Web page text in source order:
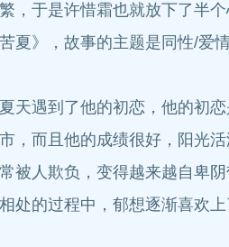
于是许惜霜也就放下了半个
》，故事的主题是同性/爱
遇到了他的初恋，他的初恋
，而且他的成绩很好，阳光活
人欺负，变得越来越自卑阴
处的过程中，郁想逐渐喜欢